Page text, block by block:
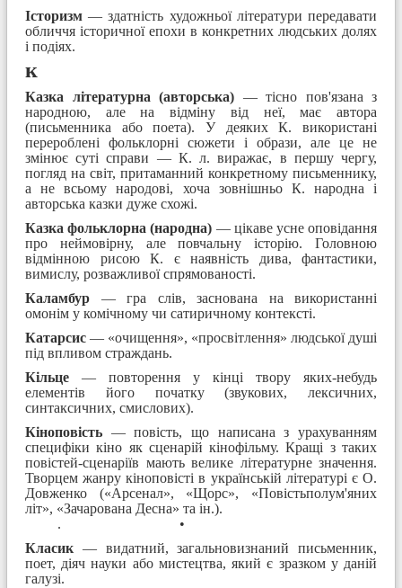
Історизм — здатність художньої літератури передавати
обличчя історичної епохи в конкретних людських долях
і подіях.
к
Казка літературна (авторська) — тісно пов'язана з
народною, але на відміну від неї, має автора
(письменника або поета). У деяких К. використані
перероблені фольклорні сюжети і образи, але це не
змінює суті справи — К. л. виражає, в першу чергу,
погляд на світ, притаманний конкретному письменнику,
а не всьому народові, хоча зовнішньо К. народна і
авторська казки дуже схожі.
Казка фольклорна (народна) — цікаве усне оповідання
про неймовірну, але повчальну історію. Головною
відмінною рисою К. є наявність дива, фантастики,
вимислу, розважливої спрямованості.
Каламбур — гра слів, заснована на використанні
омонім у комічному чи сатиричному контексті.
Катарсис — «очищення», «просвітлення» людської душі
під впливом страждань.
Кільце — повторення у кінці твору яких-небудь
елементів його початку (звукових, лексичних,
синтаксичних, смислових).
Кіноповість — повість, що написана з урахуванням
специфіки кіно як сценарій кінофільму. Кращі з таких
повістей-сценаріїв мають велике літературне значення.
Творцем жанру кіноповісті в українській літературі є О.
Довженко («Арсенал», «Щорс», «Повістьполум'яних
літ», «Зачарована Десна» та ін.).
. •
Класик — видатний, загальновизнаний письменник,
поет, діяч науки або мистецтва, який є зразком у даній
галузі.